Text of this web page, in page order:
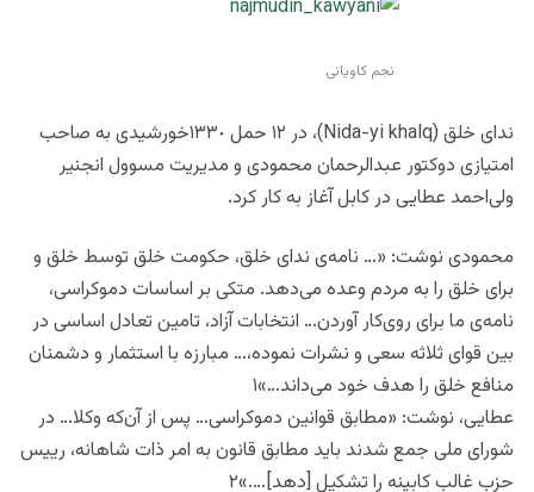
نجم کاویانی
ندای خلق (Nida-yi khalq)، در ١٢ حمل ١٣٣٠خورشیدی به صاحب
امتیازی دوکتور عبدالرحمان محمودی و مدیریت مسوول انجنیر
ولی‌احمد عطایی در کابل آغاز به کار کرد.
محمودی نوشت: «… نامه‌ی ندای خلق، حکومت خلق توسط خلق و
برای خلق را به مردم وعده می‌دهد. متکی بر اساسات دموکراسی،
نامه‌ی ما برای روی‌کار آوردن… انتخابات آزاد، تامین تعادل اساسی در
بین قوای ثلاثه سعی و نشرات نموده،… مبارزه با استثمار و دشمنان
منافع خلق را هدف خود می‌داند…»۱
عطایی، نوشت: «مطابق قوانین دموکراسی… پس از آن‌که وکلا… در
شورای ملی جمع شدند باید مطابق قانون به امر ذات شاهانه، رییس
حزب غالب کابینه را تشکیل [دهد]….»۲